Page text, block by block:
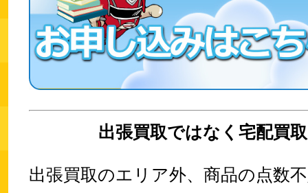
出張買取ではなく宅配買
出張買取のエリア外、商品の点数